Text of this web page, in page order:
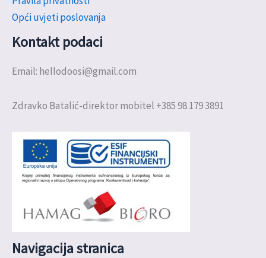
Opći uvjeti poslovanja
Kontakt podaci
Email: hellodoosi@gmail.com
Zdravko Batalić-direktor mobitel +385 98 179 3891
Navigacija stranica